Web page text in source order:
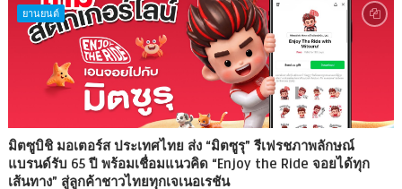
ยานยนต์
มิตซูบิชิ มอเตอร์ส ประเทศไทย ส่ง “มิตซูรุ” รีเฟรชภาพลักษณ์
แบรนด์รับ 65 ปี พร้อมเชื่อมแนวคิด “Enjoy the Ride จอยได้ทุก
เส้นทาง” สู่ลูกค้าชาวไทยทุกเจเนอเรชัน